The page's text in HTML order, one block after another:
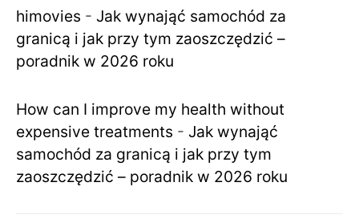
himovies - Jak wynająć samochód za
granicą i jak przy tym zaoszczędzić –
poradnik w 2026 roku
How can I improve my health without
expensive treatments - Jak wynająć
samochód za granicą i jak przy tym
zaoszczędzić – poradnik w 2026 roku